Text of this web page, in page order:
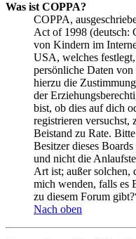
Was ist COPPA?
COPPA,
Act of 1998 (deutsch:
von Kindern im
USA, welches
persönliche Daten
hierzu die
der
bist, ob dies auf dich
registrieren versuchst,
Beistand zu Rate.
Besitzer dieses
und nicht die
Art ist; außer solchen,
mich wenden, falls es
zu diesem Forum
Nach oben